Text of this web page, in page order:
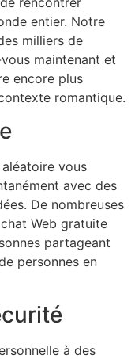
entier. Notre
milliers de
maintenant et
encore plus
romantique.
vous
avec des
De nombreuses
Web gratuite
partageant
personnes en
à des